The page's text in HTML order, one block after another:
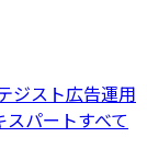
ジスト広告運用
スパートすべて